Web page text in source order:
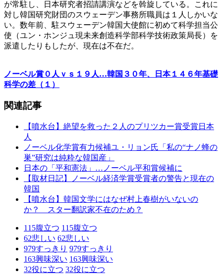
が常駐し、日本研究者招請講演などを斡旋している。これに
対し韓国研究財団のスウェーデン事務所職員は１人しかいな
い。数年前、駐スウェーデン韓国大使館に初めて科学担当公
使（ユン・ホンジュ現未来創造科学部科学技術政策局長）を
派遣したりもしたが、現在は不在だ。
ノーベル賞０人ｖｓ１９人…韓国３０年、日本１４６年基礎
科学の差（１）
関連記事
【噴水台】絶望を救った２人のプリツカー賞受賞日本
人
ノーベル化学賞有力候補ユ・リョン氏「私の“ナノ蜂の
巣”研究は純粋な韓国産」
日本の「平和憲法」…ノーベル平和賞候補に
【取材日記】ノーベル経済学賞受賞者の警告と現在の
韓国
【噴水台】韓国文学にはなぜ村上春樹がいないの
か？ スター翻訳家不在のため？
115腹立つ 115腹立つ
62悲しい 62悲しい
979すっきり 979すっきり
163興味深い 163興味深い
32役に立つ 32役に立つ